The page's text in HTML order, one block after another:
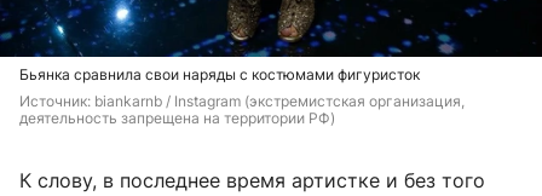
Бьянка сравнила свои наряды с костюмами фигуристок
Источник: biankarnb / Instagram (экстремистская организация,
деятельность запрещена на территории РФ)
К слову, в последнее время артистке и без того